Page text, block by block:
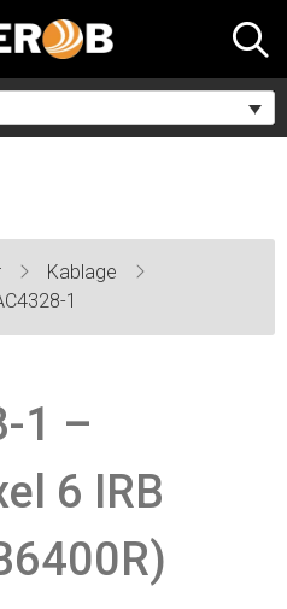
Kablage
1
1 –
6 IRB